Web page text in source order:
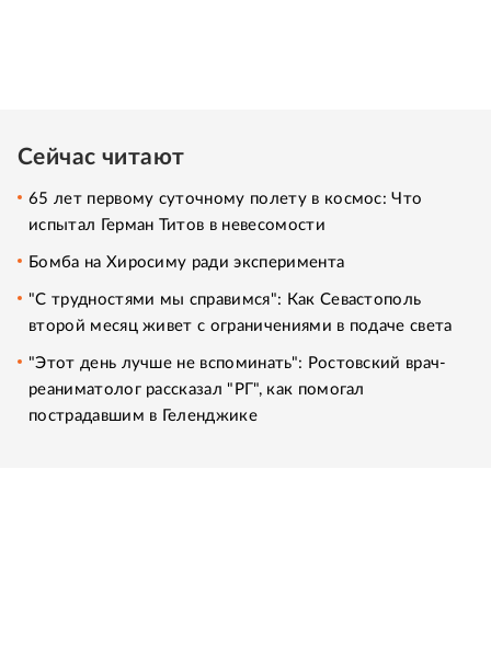
Сейчас читают
65 лет первому суточному полету в космос: Что
испытал Герман Титов в невесомости
Бомба на Хиросиму ради эксперимента
"С трудностями мы справимся": Как Севастополь
второй месяц живет с ограничениями в подаче света
"Этот день лучше не вспоминать": Ростовский врач-
реаниматолог рассказал "РГ", как помогал
пострадавшим в Геленджике